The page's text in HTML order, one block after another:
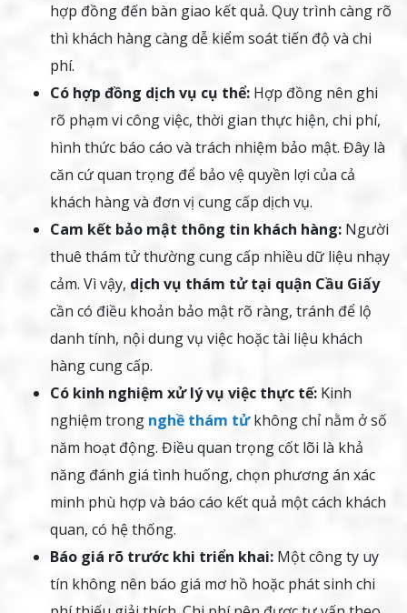
hợp đồng đến bàn giao kết quả. Quy trình càng rõ
thì khách hàng càng dễ kiểm soát tiến độ và chi
phí.
Có hợp đồng dịch vụ cụ thể: Hợp đồng nên ghi
rõ phạm vi công việc, thời gian thực hiện, chi phí,
hình thức báo cáo và trách nhiệm bảo mật. Đây là
căn cứ quan trọng để bảo vệ quyền lợi của cả
khách hàng và đơn vị cung cấp dịch vụ.
Cam kết bảo mật thông tin khách hàng: Người
thuê thám tử thường cung cấp nhiều dữ liệu nhạy
cảm. Vì vậy, dịch vụ thám tử tại quận Cầu Giấy
cần có điều khoản bảo mật rõ ràng, tránh để lộ
danh tính, nội dung vụ việc hoặc tài liệu khách
hàng cung cấp.
Có kinh nghiệm xử lý vụ việc thực tế: Kinh
nghiệm trong nghề thám tửkhông chỉ nằm ở số
năm hoạt động. Điều quan trọng cốt lõi là khả
năng đánh giá tình huống, chọn phương án xác
minh phù hợp và báo cáo kết quả một cách khách
quan, có hệ thống.
Báo giá rõ trước khi triển khai: Một công ty uy
tín không nên báo giá mơ hồ hoặc phát sinh chi